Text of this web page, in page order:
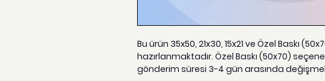
Bu ürün 35x50, 21x30, 15x21 ve Özel Baskı
hazırlanmaktadır. Özel Baskı (50x70)
gönderim süresi 3-4 gün arasında